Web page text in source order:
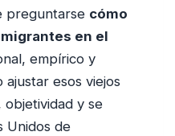
o
preguntarse cómo
en el
empírico y
esos viejos
objetividad y se
Unidos de